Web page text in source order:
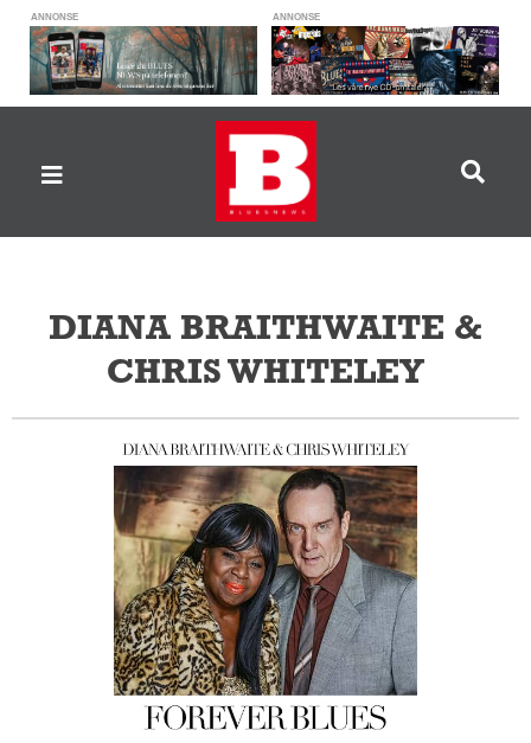
ANNONSE ANNONSE
DIANA BRAITHWAITE &
CHRIS WHITELEY